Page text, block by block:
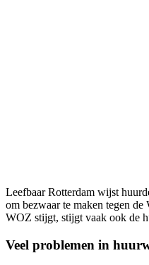
Leefbaar Rotterdam wijst
om bezwaar te maken tegen
WOZ stijgt, stijgt vaak ook de
Veel problemen in